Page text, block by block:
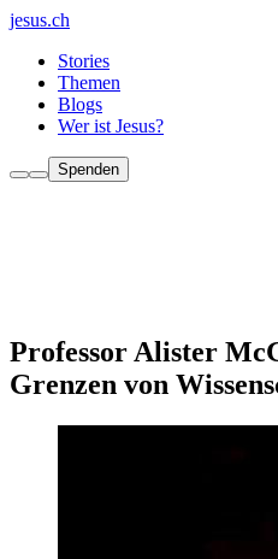
jesus.ch
Stories
Themen
Blogs
Wer ist Jesus?
Spenden
Professor Alister
Grenzen von